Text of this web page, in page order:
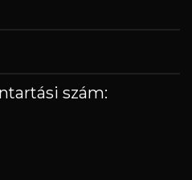
szám: